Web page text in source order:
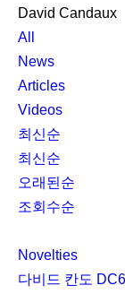
David Candaux
All
News
Articles
Videos
최신순
최신순
오래된순
조회수순
Novelties
다비드 칸도